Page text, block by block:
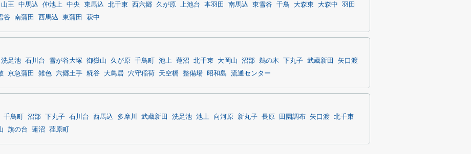
山王 中馬込 仲池上 中央 東馬込 北千束 西六郷 久が原 上池台 本羽田 南馬込 東雪谷 千鳥 大森東 大森中
羽田
谷 南蒲田 西馬込 東蒲田 萩中
洗足池 石川台 雪が谷大塚 御嶽山 久が原 千鳥町 池上 蓮沼 北千束 大岡山 沼部 鵜の木 下丸子 武蔵新田
矢口渡
京急蒲田 雑色 六郷土手 糀谷 大鳥居 穴守稲荷 天空橋 整備場 昭和島 流通センター
千鳥町 沼部 下丸子 石川台 西馬込 多摩川 武蔵新田 洗足池 池上 向河原 新丸子 長原 田園調布 矢口渡 北千束
旗の台 蓮沼 荏原町